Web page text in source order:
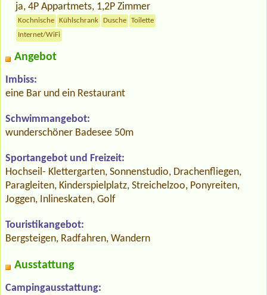
ja, 4P Appartmets, 1,2P Zimmer
Kochnische Kühlschrank Dusche
Toilette
Internet/WiFi
Angebot
Imbiss:
eine Bar und ein Restaurant
Schwimmangebot:
wunderschöner Badesee 50m
Sportangebot und Freizeit:
Hochseil- Klettergarten, Sonnenstudio, Drachenfliegen,
Paragleiten, Kinderspielplatz, Streichelzoo, Ponyreiten,
Joggen, Inlineskaten, Golf
Touristikangebot:
Bergsteigen, Radfahren, Wandern
Ausstattung
Campingausstattung: